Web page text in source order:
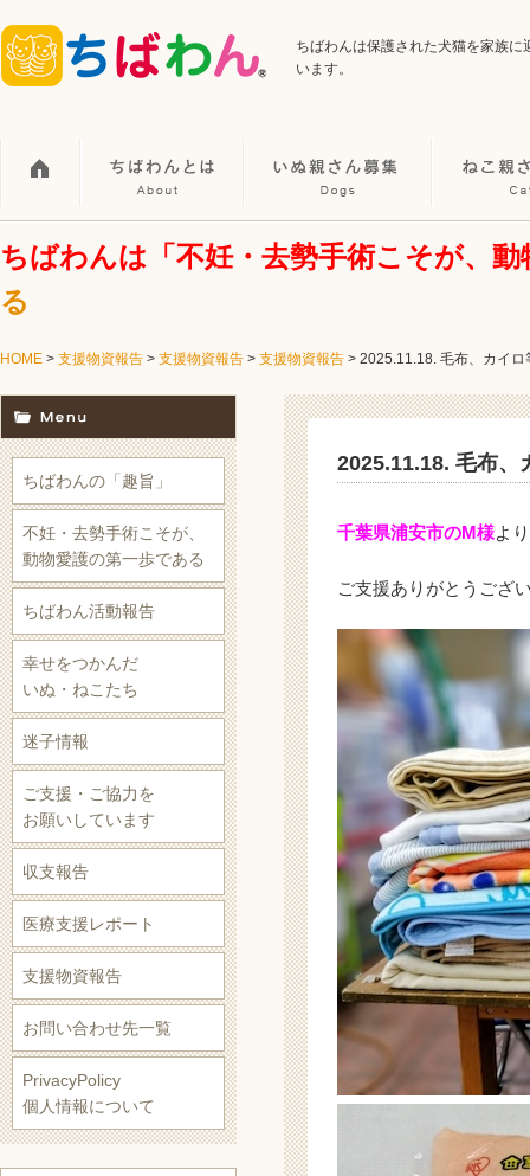
ちばわんは保護された犬猫を家族
います。
ちばわんは「不妊・去勢手術こそが、
る
HOME > 支援物資報告 > 支援物資報告 > 支援物資報告 > 2025.11.18. 毛布、カイロ
2025.11.18. 毛布、
千葉県浦安市のM様よ
ご支援ありがとうござ
ちばわんの「趣旨」
不妊・去勢手術こそが、
動物愛護の第一歩である
ちばわん活動報告
幸せをつかんだ
いぬ・ねこたち
迷子情報
ご支援・ご協力を
お願いしています
収支報告
医療支援レポート
支援物資報告
お問い合わせ先一覧
PrivacyPolicy
個人情報について